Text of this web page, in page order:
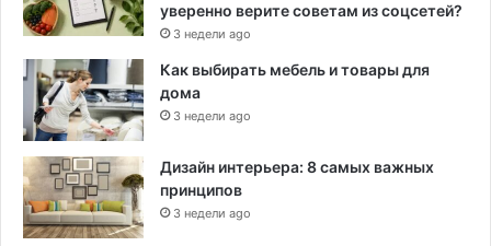
уверенно верите советам из соцсетей?
3 недели ago
Как выбирать мебель и товары для
дома
3 недели ago
Дизайн интерьера: 8 самых важных
принципов
3 недели ago